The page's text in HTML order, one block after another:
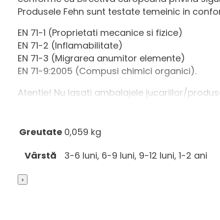
Produsele Fehn sunt testate temeinic in
EN 71-1 (Proprietati mecanice si fizice)
EN 71-2 (Inflamabilitate)
EN 71-3 (Migrarea anumitor elemente)
EN 71-9:2005 (Compusi chimici organici).
Atentie! Nu lasati ambalajele jucariilor/
jucaria/produsul copilului. Va rugam sa
pentru referinte viitoare. Pastrati jucaria/
se poate curata cu o carpa usor umeda.
Tip produs: [5704]: Jucarie; Pentru | 9084:
Greutate 0,059 kg
Vârstă
3-6 luni, 6-9 luni, 9-12 luni, 1-2 ani
›